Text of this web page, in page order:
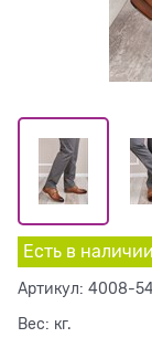
Есть в наличии
Артикул: 4008-
Вес: кг.